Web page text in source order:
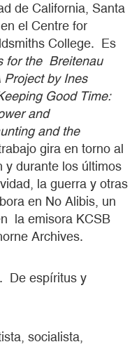
de California, Santa
el Centre for
College. Es
for the Breitenau
by Ines
Good Time:
and
and the
gira en torno al
y durante los últimos
la guerra y otras
en No Alibis, un
la emisora KCSB
Archives.
De espíritus y
socialista,